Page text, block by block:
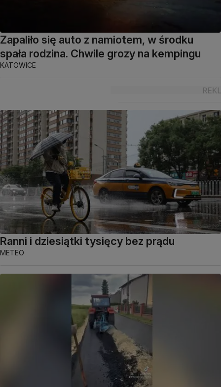
Zapaliło się auto z namiotem, w środku
spała rodzina. Chwile grozy na kempingu
KATOWICE
Ranni i dziesiątki tysięcy bez prądu
METEO